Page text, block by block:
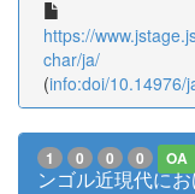
https://
char/ja/
(info:doi/10.14976/
1 0 0 0 OA
ンゴル近現代に